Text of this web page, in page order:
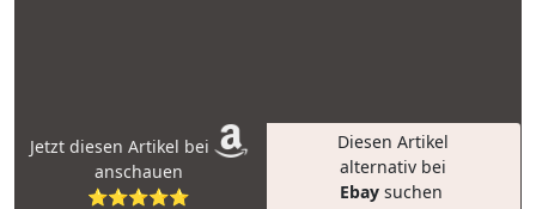
Jetzt diesen Artikel bei
anschauen
⭐⭐⭐⭐⭐
Diesen Artikel
alternativ bei
Ebay suchen